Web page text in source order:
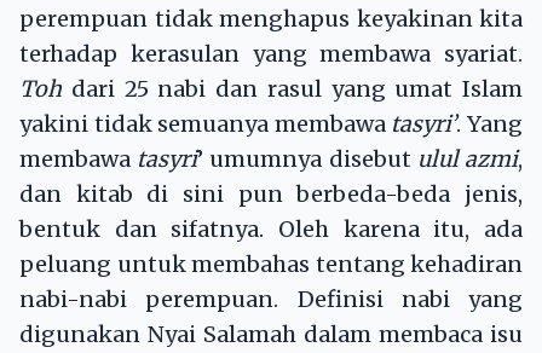
perempuan tidak menghapus keyakinan kita
terhadap kerasulan yang membawa syariat.
Toh dari 25 nabi dan rasul yang umat Islam
yakini tidak semuanya membawa tasyri’. Yang
membawa tasyri’ umumnya disebut ulul azmi,
dan kitab di sini pun berbeda-beda jenis,
bentuk dan sifatnya. Oleh karena itu, ada
peluang untuk membahas tentang kehadiran
nabi-nabi perempuan. Definisi nabi yang
digunakan Nyai Salamah dalam membaca isu